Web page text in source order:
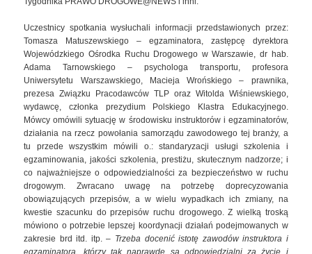
Uczestnicy spotkania wysłuchali informacji przedstawionych przez:
Tomasza Matuszewskiego – egzaminatora, zastępcę dyrektora
Wojewódzkiego Ośrodka Ruchu Drogowego w Warszawie, dr hab.
Adama Tarnowskiego – psychologa transportu, profesora
Uniwersytetu Warszawskiego, Macieja Wrońskiego – prawnika,
prezesa Związku Pracodawców TLP oraz Witolda Wiśniewskiego,
wydawcę, członka prezydium Polskiego Klastra Edukacyjnego.
Mówcy omówili sytuację w środowisku instruktorów i egzaminatorów,
działania na rzecz powołania samorządu zawodowego tej branży, a
tu przede wszystkim mówili o.: standaryzacji usługi szkolenia i
egzaminowania, jakości szkolenia, prestiżu, skutecznym nadzorze; i
co najważniejsze o odpowiedzialności za bezpieczeństwo w ruchu
drogowym. Zwracano uwagę na potrzebę doprecyzowania
obowiązujących przepisów, a w wielu wypadkach ich zmiany, na
kwestie szacunku do przepisów ruchu drogowego. Z wielką troską
mówiono o potrzebie lepszej koordynacji działań podejmowanych w
zakresie brd itd. itp. – Trzeba docenić istotę zawodów instruktora i